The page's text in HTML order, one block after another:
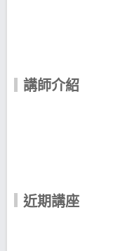
講師介紹
近期講座